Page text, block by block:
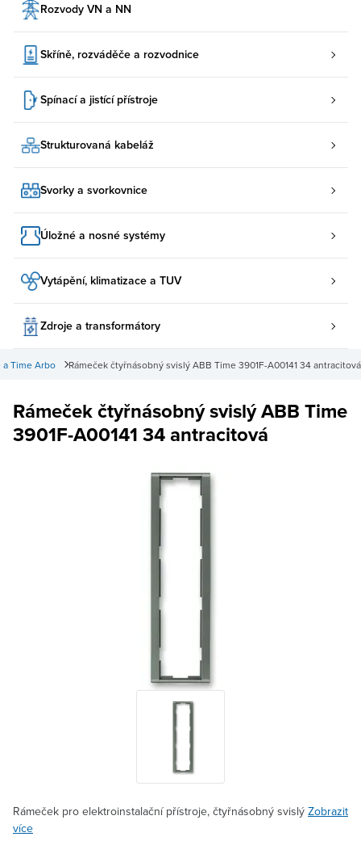
Rozvody VN a NN
Skříně, rozváděče a rozvodnice
Spínací a jistící přístroje
Strukturovaná kabeláž
Svorky a svorkovnice
Úložné a nosné systémy
Vytápění, klimatizace a TUV
Zdroje a transformátory
Rámeček čtyřnásobný svislý ABB Time 3901F-A00141 34 antracitová
a Time Arbo
Rámeček čtyřnásobný svislý ABB Time
3901F-A00141 34 antracitová
Rámeček pro elektroinstalační přístroje, čtyřnásobný svislý Zobrazit
více